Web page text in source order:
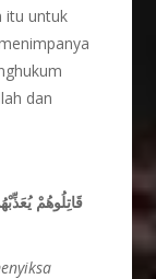
itu untuk
dan
قَاتِلُوهُمْ